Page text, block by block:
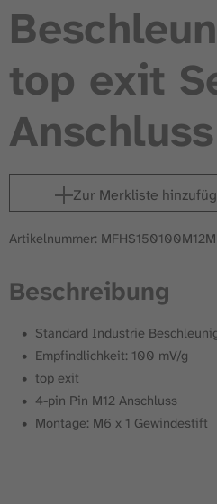
top exit
Anschluss
Zur Merkliste
Artikelnummer:
Beschreibung
Standard Industrie
Empfindlichkeit: 100 mV/g
top exit
4-pin Pin M12 Anschluss
Montage: M6 x 1 Gewindestift